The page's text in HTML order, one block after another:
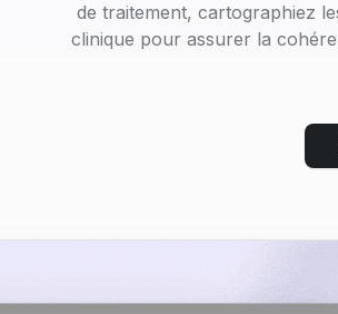
de traitement, cartographiez
clinique pour assurer la